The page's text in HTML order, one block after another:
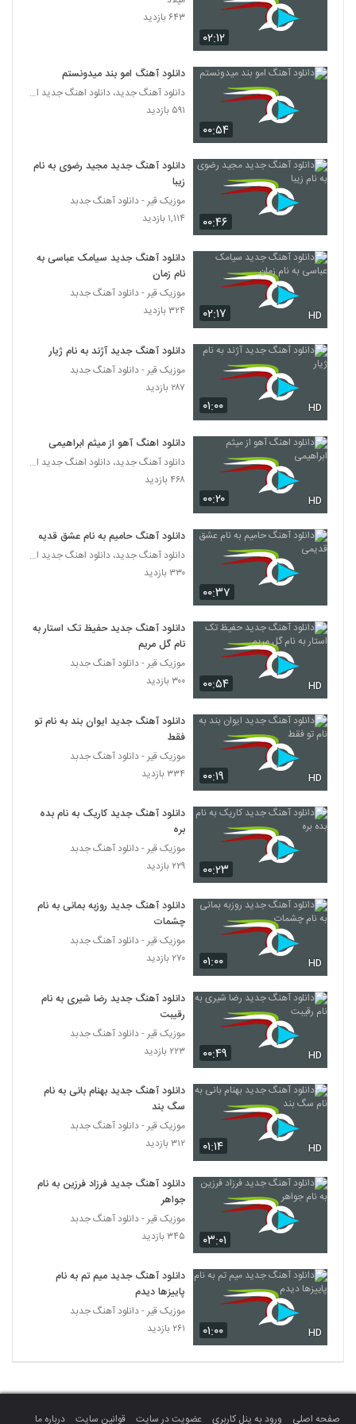
دانلود آهنگ جدید و زیبای علی شمس الهی با
نام حرفات شیرین
۹۷۳ بازدید
دانلود آهنگ سر به راه از سامان جلیلی
دانلود آهنگ محمد معتمدی حالا که می روی
(Mohamad Motamedi Hala Ke
Miravi)
۱,۳۱۲ بازدید
موزیک زیبای قسم میخورد از محمدرضا عشریه
دانلود آهنگ ای عشق از فریدون آسرایی
393
دانلود آهنگ دختر از عماد
394
آهنگ عباس قادری بنام زمونه
۲,۰۸۵ بازدید
دانلود آهنگ جدید و زیبای حامد برادران با نام
رفتی از پیشم
396
دانلود آهنگ بشمار سه از ادوین
Farzad Farrokh Royaye Man
۱,۵۲۹ بازدید
آهنگ علیرضا روزگار بنام قرار آخر
399
آهنگ جی دال بنام آیه الترپ
۵۷۵ بازدید
400
دانلود آهنگ جدید و زیبای افشین آذری با نام
زنگ ایلمه
۹۵۵ بازدید
۰۲:۱۲
۶۴۳ بازدید
۰۰:۵۴
دانلود آهنگ امو بند میدونستم
دانلود آهنگ جدید، دانلود اهنگ جدید ایرانی
۵۹۱ بازدید
۰۰:۴۶
دانلود آهنگ جدید مجید رضوی به نام
زیبا
موزیک قیر - دانلود آهنگ جدبد
۱,۱۱۴ بازدید
۰۲:۱۷ HD
دانلود آهنگ جدید سیامک عباسی به
نام زمان
موزیک قیر - دانلود آهنگ جدبد
۳۲۴ بازدید
۰۱:۰۰ HD
دانلود آهنگ جدید آژند به نام ژیار
موزیک قیر - دانلود آهنگ جدبد
۲۸۷ بازدید
۰۰:۲۰ HD
دانلود اهنگ آهو از میثم ابراهیمی
دانلود آهنگ جدید، دانلود اهنگ جدید ایرانی
۴۶۸ بازدید
۰۰:۳۷
دانلود آهنگ حامیم به نام عشق قدیمی
دانلود آهنگ جدید، دانلود اهنگ جدید ایرانی
۳۳۰ بازدید
۰۰:۵۴ HD
دانلود آهنگ جدید حفیظ تک استار به
نام گل مریم
موزیک قیر - دانلود آهنگ جدبد
۳۰۰ بازدید
۰۰:۱۹ HD
دانلود آهنگ جدید ایوان بند به نام تو
فقط
موزیک قیر - دانلود آهنگ جدبد
۳۳۴ بازدید
۰۰:۲۳
دانلود آهنگ جدید کاریک به نام بده
بره
موزیک قیر - دانلود آهنگ جدبد
۲۲۹ بازدید
۰۱:۰۰ HD
دانلود آهنگ جدید روزبه بمانی به نام
چشمات
موزیک قیر - دانلود آهنگ جدبد
۲۷۰ بازدید
۰۰:۴۹ HD
دانلود آهنگ جدید رضا شیری به نام
رقیبت
موزیک قیر - دانلود آهنگ جدبد
۲۲۳ بازدید
۰۱:۱۴ HD
دانلود آهنگ جدید بهنام بانی به نام
سگ بند
موزیک قیر - دانلود آهنگ جدبد
۳۱۲ بازدید
۰۳:۰۱
دانلود آهنگ جدید فرزاد فرزین به نام
جواهر
موزیک قیر - دانلود آهنگ جدبد
۳۴۵ بازدید
۰۱:۰۰ HD
دانلود آهنگ جدید میم تم به نام
پاییزها دیدم
موزیک قیر - دانلود آهنگ جدبد
۲۶۱ بازدید
صفحه اصلی ورود به پنل کاربری عضویت در سایت قوانین سایت درباره ما